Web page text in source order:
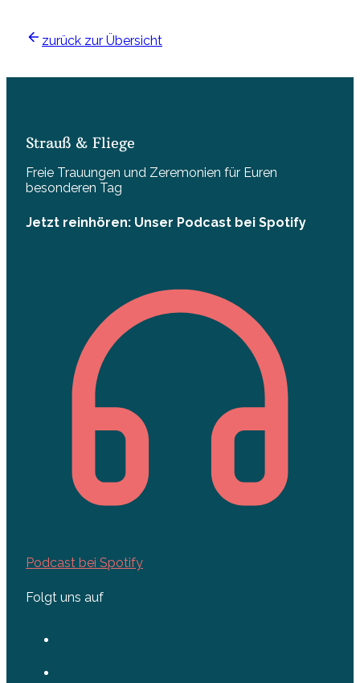
zurück zur Übersicht
Strauß & Fliege
Freie Trauungen und Zeremonien für Euren
besonderen Tag
Jetzt reinhören: Unser Podcast bei Spotify
Podcast bei Spotify
Folgt uns auf